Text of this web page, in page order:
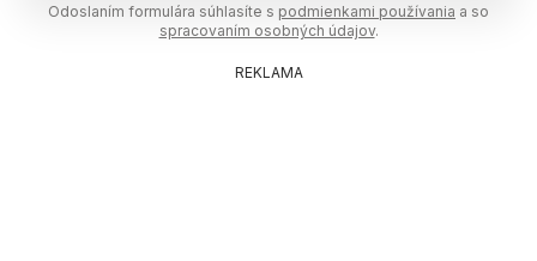
Odoslaním formulára súhlasíte s podmienkami používania a so
spracovaním osobných údajov.
REKLAMA